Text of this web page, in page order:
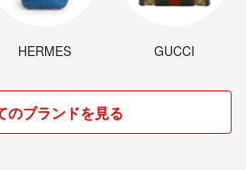
HERMES GUCCI
のブランドを見る